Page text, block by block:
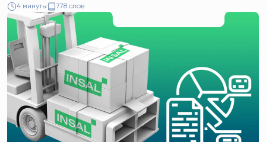
4 минуты 778 слов